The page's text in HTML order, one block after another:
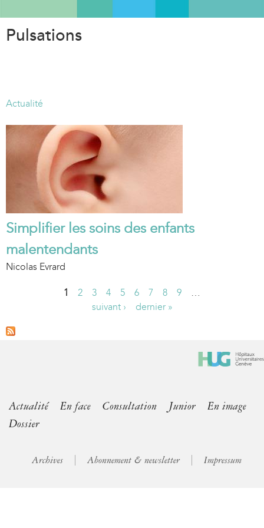
Pulsations
Actualité
Simplifier les soins des enfants
malentendants
Nicolas Evrard
a
1 2 3 4 5 6 7 8 9
…
suivant ›
dernier »
Actualité En face Consultation Junior
En image
Dossier
Archives Abonnement & newsletter Impressum